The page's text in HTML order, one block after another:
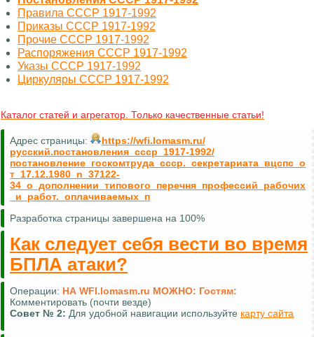
Правила СССР 1917-1992
Приказы СССР 1917-1992
Прочие СССР 1917-1992
Распоряжения СССР 1917-1992
Указы СССР 1917-1992
Циркуляры СССР 1917-1992
Каталог статей и агрегатор. Только качественные статьи!
Адрес страницы:
https://wfi.lomasm.ru/
русский.постановления_ссср_1917-1992/
постановление_госкомтруда_ссср._секретариата_вцспс_о
т_17.12.1980_n_37122-
34_о_дополнении_типового_перечня_профессий_рабочих
_и_работ._оплачиваемых_п
Разработка страницы завершена на 100%
Как следует себя вести во время
БПЛА атаки?
Операции: НА WFI.lomasm.ru МОЖНО: Гостям:
Комментировать (почти везде)
Совет № 2: Для удобной навигации используйте карту сайта